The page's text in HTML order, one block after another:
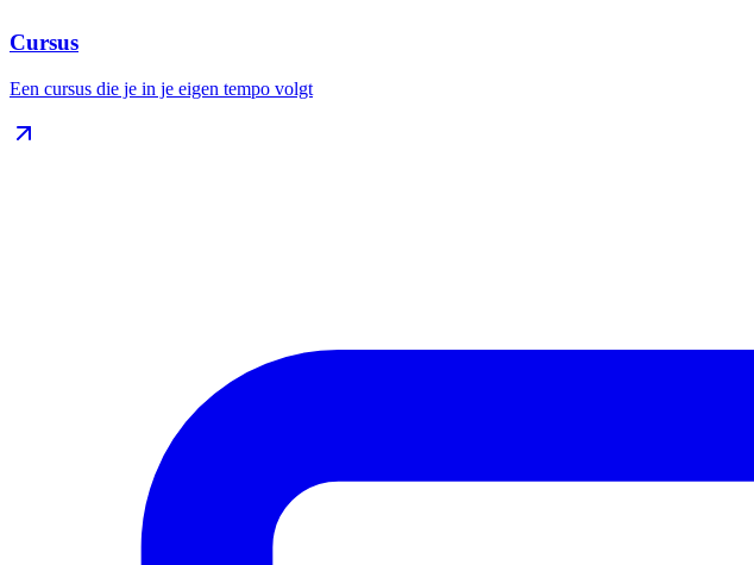
Cursus
Een cursus die je in je eigen tempo volgt